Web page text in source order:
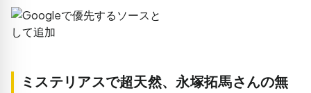
ミステリアスで超天然、永塚拓馬さんの無